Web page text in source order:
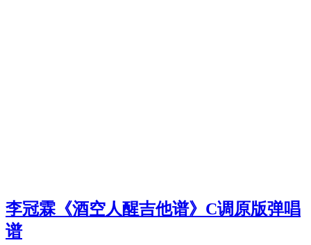
李冠霖《酒空人醒吉他谱》C调原版弹唱
谱